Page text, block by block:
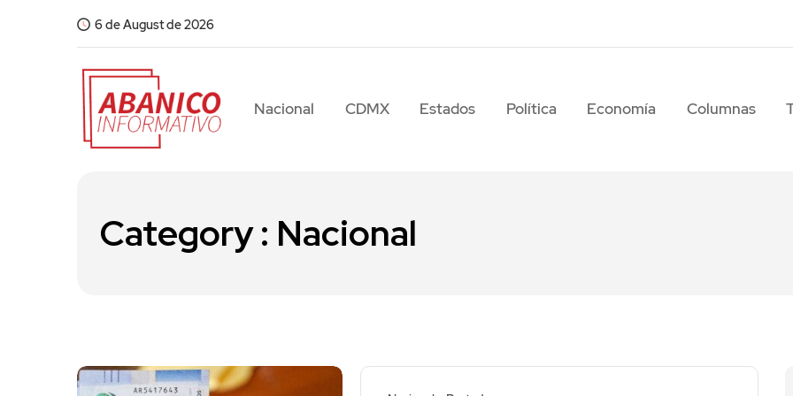
6 de August de 2026
Nacional CDMX Estados Política Economía Columnas
Category : Nacional